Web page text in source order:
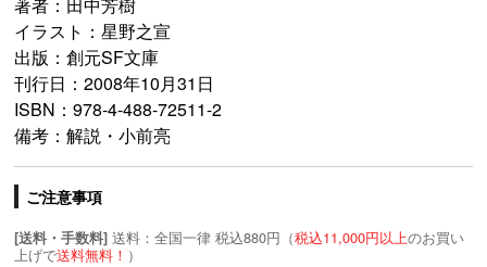
イラスト：星野之宣
出版：創元SF文庫
刊行日：2008年10月31日
ISBN：978-4-488-72511-2
備考：解説・小前亮
ご注意事項
[送料・手数料] 送料：全国一律 税込880円（税込11,000円以上のお買い
上げで送料無料！ ）